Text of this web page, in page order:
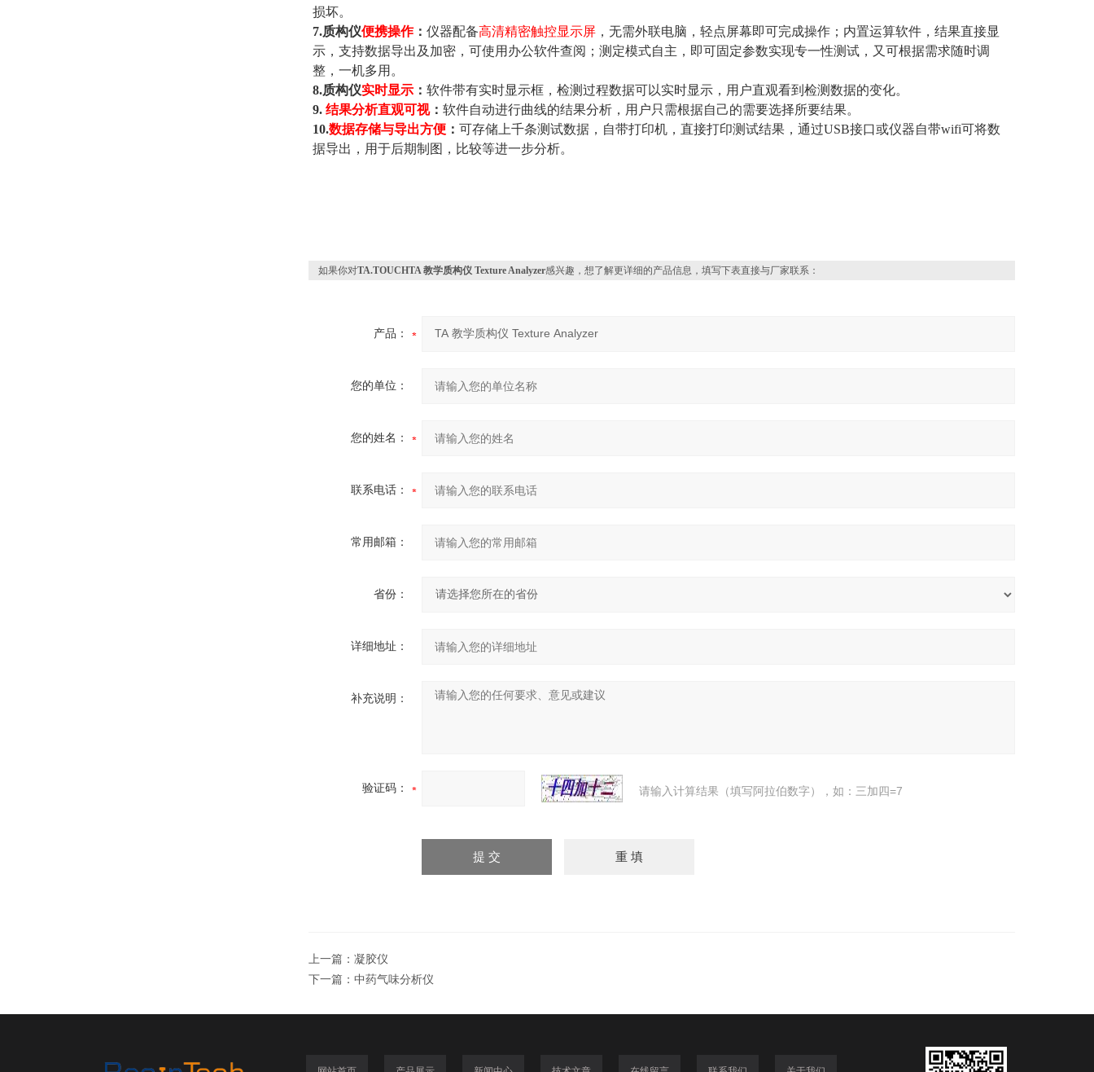
损坏。
7.质构仪便携操作： 仪器配备高清精密触控显示屏 ，无需外联电脑，轻点屏幕即可完成操作；内置运算软件，结果直接显
示，支持数据导出及加密，可使用办公软件查阅；测定模式自主，即可固定参数实现专一性测试，又可根据需求随时调
整，一机多用。
8.质构仪实时显示 ： 软件带有实时显示框，检测过程数据可以实时显示，用户直观看到检测数据的变化。
9. 结果分析直观可视： 软件自动进行曲线的结果分析，用户只需根据自己的需要选择所要结果。
10.数据存储与导出方便 ： 可存储上千条测试数据，自带打印机，直接打印测试结果，通过USB接口或仪器自带wifi可将数
据导出，用于后期制图，比较等进一步分析。
如果你对TA.TOUCHTA 教学质构仪 Texture Analyzer感兴趣，想了解更详细的产品信息，填写下表直接与厂家联系：
产品：
您的单位：
您的姓名：
联系电话：
常用邮箱：
省份：
详细地址：
补充说明：
验证码： 请输入计算结果（填写阿拉伯数字），如：三加四=7
上一篇： 凝胶仪
下一篇： 中药气味分析仪